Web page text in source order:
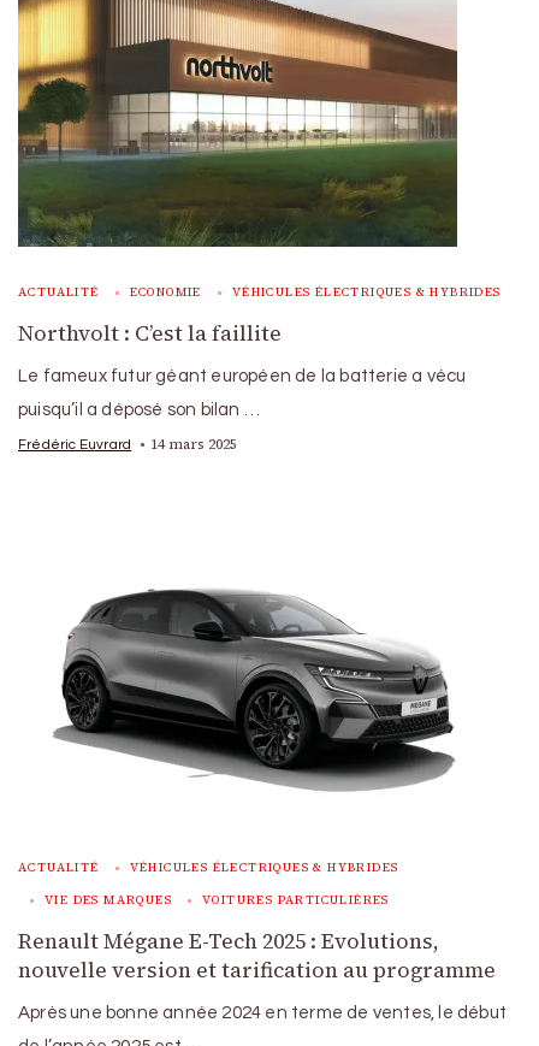
ACTUALITÉ ECONOMIE VÉHICULES ÉLECTRIQUES & HYBRIDES
Northvolt : C’est la faillite
Le fameux futur géant européen de la batterie a vécu
puisqu’il a déposé son bilan …
Frédéric Euvrard 14 mars 2025
ACTUALITÉ VÉHICULES ÉLECTRIQUES & HYBRIDES
VIE DES MARQUES VOITURES PARTICULIÈRES
Renault Mégane E-Tech 2025 : Evolutions,
nouvelle version et tarification au programme
Après une bonne année 2024 en terme de ventes, le début